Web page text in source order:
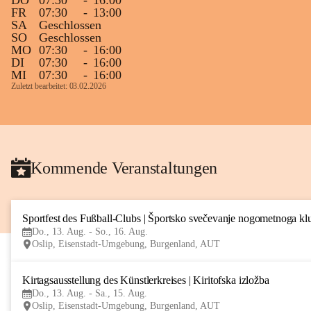
FR
07:30 - 13:00
SA
Geschlossen
SO
Geschlossen
MO 07:30 - 16:00
DI
07:30 - 16:00
MI
07:30 - 16:00
Zuletzt bearbeitet: 03.02.2026
Kommende Veranstaltungen
Sportfest des Fußball-Clubs | Športsko svečevanje nogometnoga
Do., 13. Aug. - So., 16. Aug.
Oslip, Eisenstadt-Umgebung, Burgenland, AUT
Kirtagsausstellung des Künstlerkreises | Kiritofska izložba
Do., 13. Aug. - Sa., 15. Aug.
Oslip, Eisenstadt-Umgebung, Burgenland, AUT